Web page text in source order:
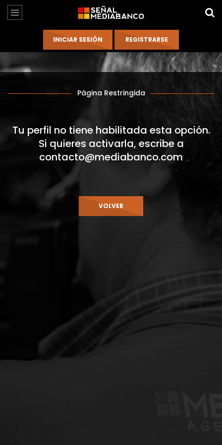
Página Restringida
Tu perfil no tiene habilitada esta opción.
Si quieres activarla, escribe a
contacto@mediabanco.com